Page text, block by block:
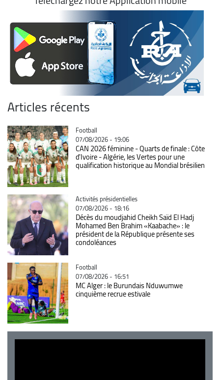
Articles récents
Catégorie
Football
07/08/2026 - 19:06
CAN 2026 féminine - Quarts de finale : Côte
d'Ivoire - Algérie, les Vertes pour une
qualification historique au Mondial brésilien
Catégorie
Activités présidentielles
07/08/2026 - 18:16
Décès du moudjahid Cheikh Saïd El Hadj
Mohamed Ben Brahim «Kaabache» : le
président de la République présente ses
condoléances
Catégorie
Football
07/08/2026 - 16:51
MC Alger : le Burundais Nduwumwe
cinquième recrue estivale